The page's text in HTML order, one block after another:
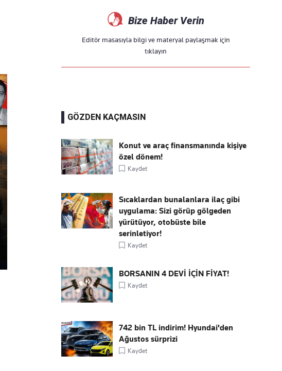
Bize Haber Verin
Editör masasıyla bilgi ve materyal paylaşmak için
tıklayın
GÖZDEN KAÇMASIN
Konut ve araç finansmanında kişiye
özel dönem!
Kaydet
Sıcaklardan bunalanlara ilaç gibi
uygulama: Sizi görüp gölgeden
yürütüyor, otobüste bile
serinletiyor!
Kaydet
BORSANIN 4 DEVİ İÇİN FİYAT!
Kaydet
742 bin TL indirim! Hyundai'den
Ağustos sürprizi
Kaydet